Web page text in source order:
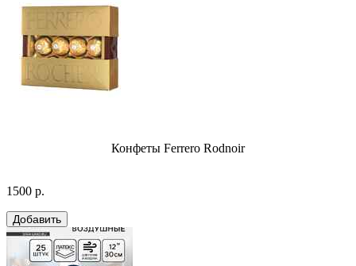
Конфеты Ferrero Rodnoir
1500 р.